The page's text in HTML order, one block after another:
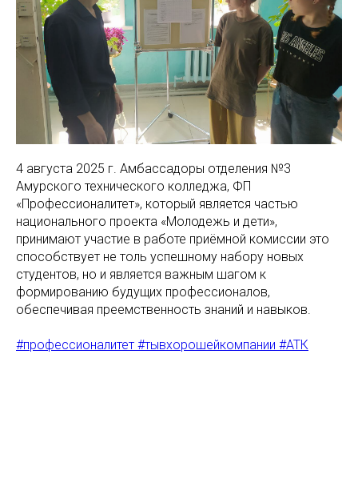
4 августа 2025 г. Амбассадоры отделения №3
Амурского технического колледжа, ФП
«Профессионалитет», который является частью
национального проекта «Молодежь и дети»,
принимают участие в работе приёмной комиссии это
способствует не толь успешному набору новых
студентов, но и является важным шагом к
формированию будущих профессионалов,
обеспечивая преемственность знаний и навыков.
#профессионалитет #тывхорошейкомпании #АТК